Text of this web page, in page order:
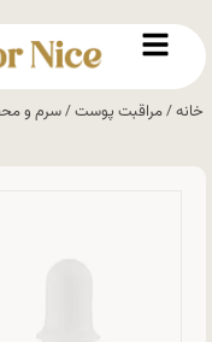
خانه/مراقبت پوست/سرم و